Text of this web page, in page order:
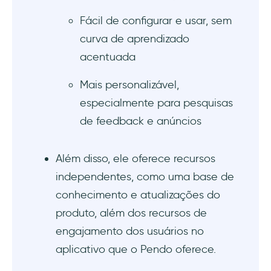
Fácil de configurar e usar, sem
curva de aprendizado
acentuada
Mais personalizável,
especialmente para pesquisas
de feedback e anúncios
Além disso, ele oferece recursos
independentes, como uma base de
conhecimento e atualizações do
produto, além dos recursos de
engajamento dos usuários no
aplicativo que o Pendo oferece.